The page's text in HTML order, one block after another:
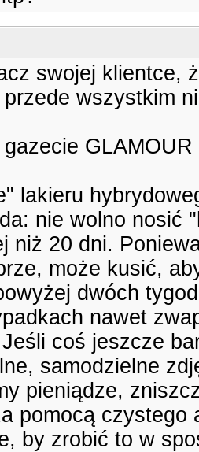
swojej klientce,
wszystkim
lakieru
nie wolno nosić
niż 20 dni.
może kusić,
dwóch
nawet
Jeśli coś jeszcze
samodzielne
pieniądze,
pomocą czystego
by zrobić to w